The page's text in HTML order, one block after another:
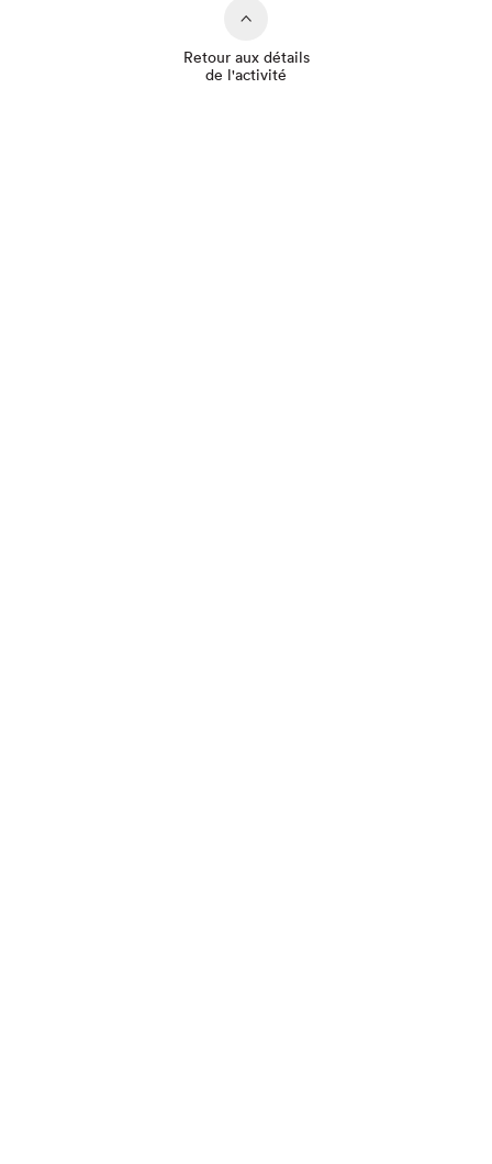
Retour aux détails
de l'activité